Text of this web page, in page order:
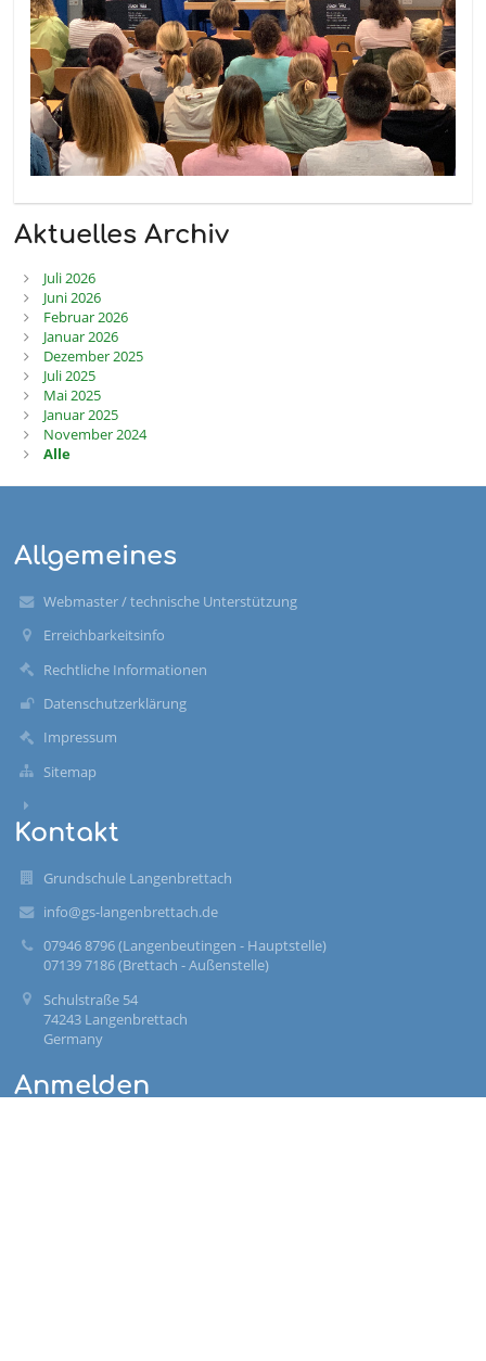
Aktuelles Archiv
Juli 2026
Juni 2026
Februar 2026
Januar 2026
Dezember 2025
Juli 2025
Mai 2025
Januar 2025
November 2024
Alle
Allgemeines
Webmaster / technische Unterstützung
Erreichbarkeitsinfo
Rechtliche Informationen
Datenschutzerklärung
Impressum
Sitemap
Kontakt
Grundschule Langenbrettach
info@gs-langenbrettach.de
07946 8796 (Langenbeutingen - Hauptstelle)
07139 7186 (Brettach - Außenstelle)
Schulstraße 54
74243 Langenbrettach
Germany
Anmelden